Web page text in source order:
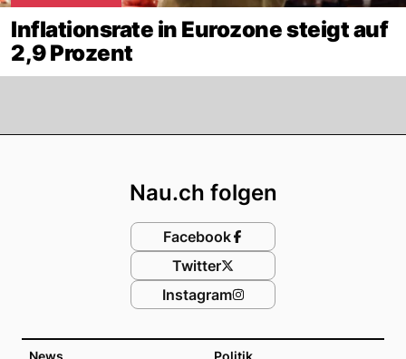
Inflationsrate in Eurozone steigt auf
2,9 Prozent
News Politik
Nau.ch folgen
Facebook
Twitter
Instagram